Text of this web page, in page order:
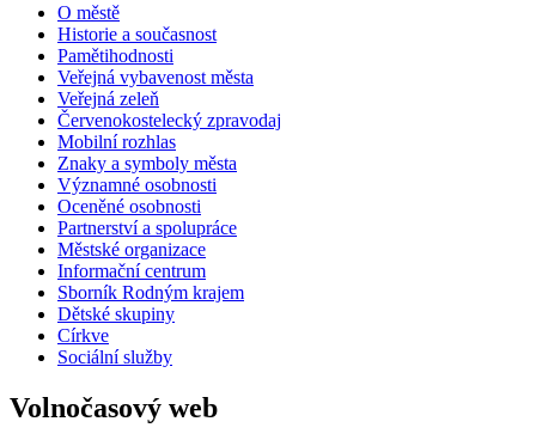
O městě
Historie a současnost
Pamětihodnosti
Veřejná vybavenost města
Veřejná zeleň
Červenokostelecký zpravodaj
Mobilní rozhlas
Znaky a symboly města
Významné osobnosti
Oceněné osobnosti
Partnerství a spolupráce
Městské organizace
Informační centrum
Sborník Rodným krajem
Dětské skupiny
Církve
Sociální služby
Volnočasový web